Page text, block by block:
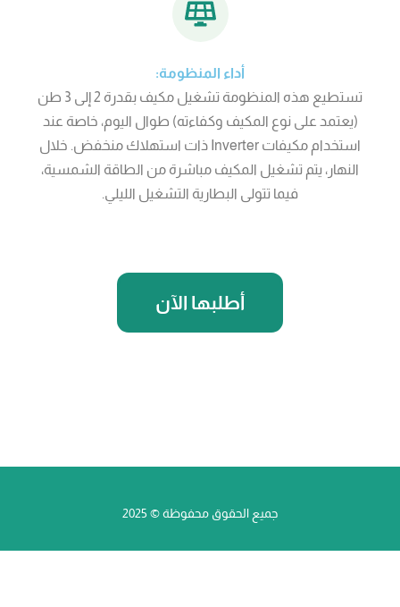
أداء المنظومة:
تستطيع هذه المنظومة تشغيل مكيف بقدرة 2 إلى 3 طن
(يعتمد على نوع المكيف وكفاءته) طوال اليوم، خاصة عند
استخدام مكيفات Inverter ذات استهلاك منخفض. خلال
النهار، يتم تشغيل المكيف مباشرة من الطاقة الشمسية،
فيما تتولى البطارية التشغيل الليلي.
أطلبها الآن
جميع الحقوق محفوظة © 2025